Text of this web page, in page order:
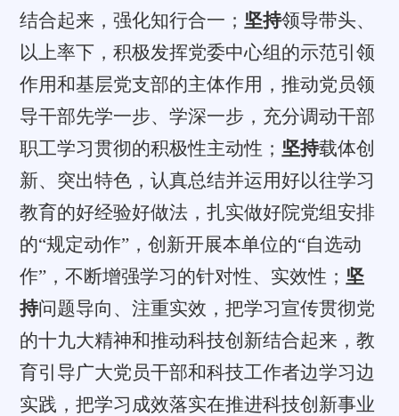
结合起来，强化知行合一； 坚持领导带头、
以上率下，积极发挥党委中心组的示范引领
作用和基层党支部的主体作用，推动党员领
导干部先学一步、学深一步，充分调动干部
职工学习贯彻的积极性主动性； 坚持载体创
新、突出特色，认真总结并运用好以往学习
教育的好经验好做法，扎实做好院党组安排
的“规定动作”，创新开展本单位的“自选动
作”，不断增强学习的针对性、实效性； 坚
持问题导向、注重实效，把学习宣传贯彻党
的十九大精神和推动科技创新结合起来，教
育引导广大党员干部和科技工作者边学习边
实践，把学习成效落实在推进科技创新事业